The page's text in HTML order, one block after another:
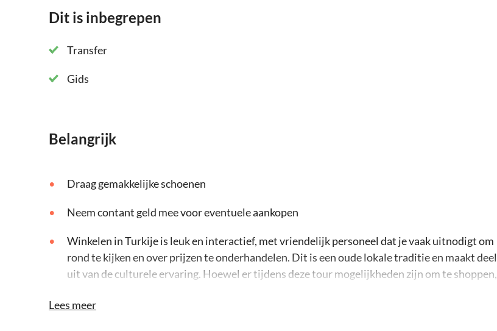
Dit is inbegrepen
Transfer
Gids
Belangrijk
Draag gemakkelijke schoenen
Neem contant geld mee voor eventuele aankopen
Winkelen in Turkije is leuk en interactief, met vriendelijk personeel dat je vaak uitnodigt om
rond te kijken en over prijzen te onderhandelen. Dit is een oude lokale traditie en maakt deel
uit van de culturele ervaring. Hoewel er tijdens deze tour mogelijkheden zijn om te shoppen,
tour omvat winkelstops bij een textielcentrum, een sieradenwinkel en een Turks fruit winkel
Lees meer